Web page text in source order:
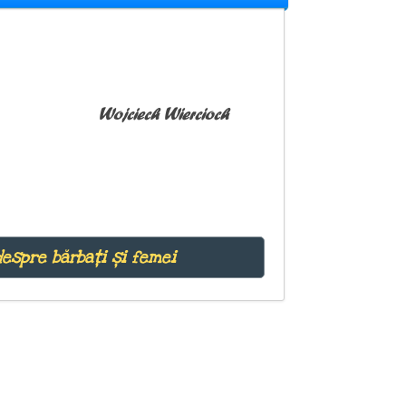
Wojciech Wiercioch
bărbați și femei